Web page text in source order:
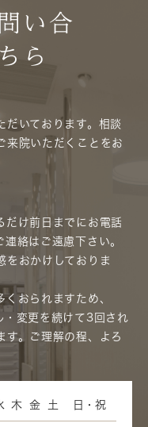
い合
ら
だいております。相談
来院いただくことをお
だけ前日までにお電話
絡はご遠慮下さい。
をおかけしておりま
おられますため、
・変更を続けて3回され
す。ご理解の程、よろ
木 金 土 日・祝